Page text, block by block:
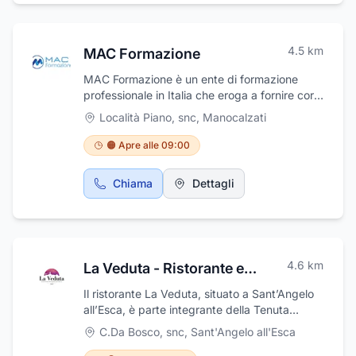
MAC Formazione 4.5 km
MAC Formazione è un ente di formazione
professionale in Italia che eroga a fornire corsi
di alta qualità per soddisfare le esigenze del
mercato del lavoro
Località Piano, snc, Manocalzati
🟠 Apre alle 09:00
Chiama Dettagli
La Veduta - Ristorante ed Eventi - 4.6 km
Il ristorante La Veduta, situato a Sant’Angelo
all’Esca, è parte integrante della Tenuta
Cavalier Pepe. Questo luogo è rinomato per
l’alta qualità dei suoi abbinamenti cibo-vino e
C.Da Bosco, snc, Sant'Angelo all'Esca